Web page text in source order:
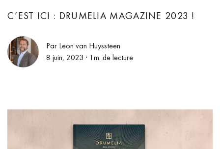
C’EST ICI : DRUMELIA MAGAZINE 2023 !
Par Leon van Huyssteen
8 juin, 2023 · 1m. de lecture